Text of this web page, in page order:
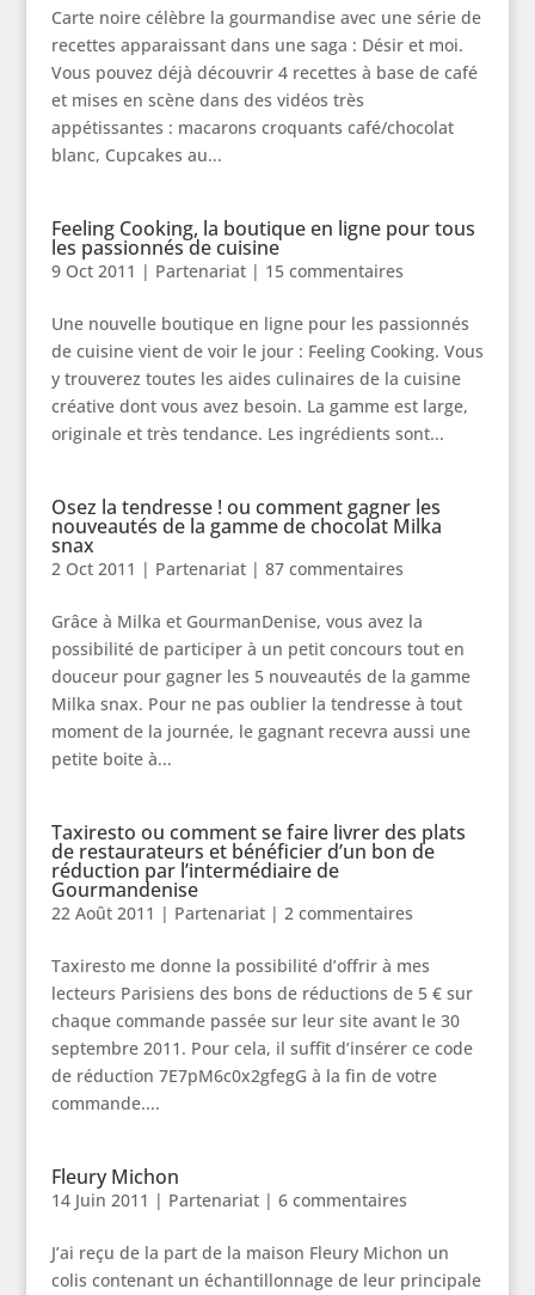
Carte noire célèbre la gourmandise avec une série de
recettes apparaissant dans une saga : Désir et moi.
Vous pouvez déjà découvrir 4 recettes à base de café
et mises en scène dans des vidéos très
appétissantes : macarons croquants café/chocolat
blanc, Cupcakes au...
Feeling Cooking, la boutique en ligne pour tous
les passionnés de cuisine
9 Oct 2011 | Partenariat| 15 commentaires
Une nouvelle boutique en ligne pour les passionnés
de cuisine vient de voir le jour : Feeling Cooking. Vous
y trouverez toutes les aides culinaires de la cuisine
créative dont vous avez besoin. La gamme est large,
originale et très tendance. Les ingrédients sont...
Osez la tendresse ! ou comment gagner les
nouveautés de la gamme de chocolat Milka
snax
2 Oct 2011 | Partenariat| 87 commentaires
Grâce à Milka et GourmanDenise, vous avez la
possibilité de participer à un petit concours tout en
douceur pour gagner les 5 nouveautés de la gamme
Milka snax. Pour ne pas oublier la tendresse à tout
moment de la journée, le gagnant recevra aussi une
petite boite à...
Taxiresto ou comment se faire livrer des plats
de restaurateurs et bénéficier d’un bon de
réduction par l’intermédiaire de
Gourmandenise
22 Août 2011 | Partenariat| 2 commentaires
Taxiresto me donne la possibilité d’offrir à mes
lecteurs Parisiens des bons de réductions de 5 € sur
chaque commande passée sur leur site avant le 30
septembre 2011. Pour cela, il suffit d’insérer ce code
de réduction 7E7pM6c0x2gfegG à la fin de votre
commande....
Fleury Michon
14 Juin 2011 | Partenariat| 6 commentaires
J’ai reçu de la part de la maison Fleury Michon un
colis contenant un échantillonnage de leur principale